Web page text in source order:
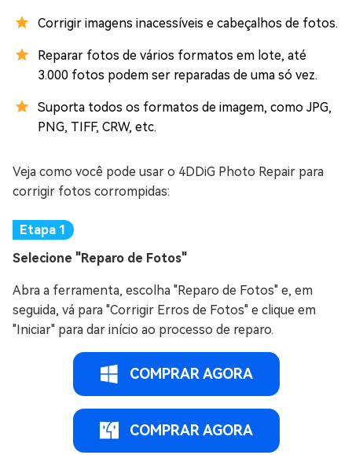
Corrigir imagens inacessíveis e cabeçalhos de fotos.
Reparar fotos de vários formatos em lote, até
3.000 fotos podem ser reparadas de uma só vez.
Suporta todos os formatos de imagem, como JPG,
PNG, TIFF, CRW, etc.
Veja como você pode usar o 4DDiG Photo Repair para
corrigir fotos corrompidas:
Selecione "Reparo de Fotos"
Abra a ferramenta, escolha "Reparo de Fotos" e, em
seguida, vá para "Corrigir Erros de Fotos" e clique em
"Iniciar" para dar início ao processo de reparo.
COMPRAR AGORA
COMPRAR AGORA